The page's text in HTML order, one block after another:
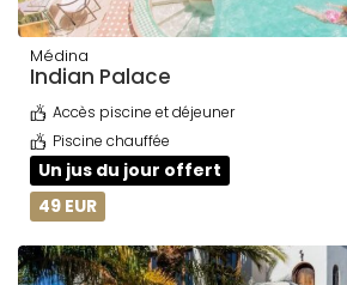
Médina
Indian Palace
Accès piscine et déjeuner
Piscine chauffée
Un jus du jour offert
49 EUR